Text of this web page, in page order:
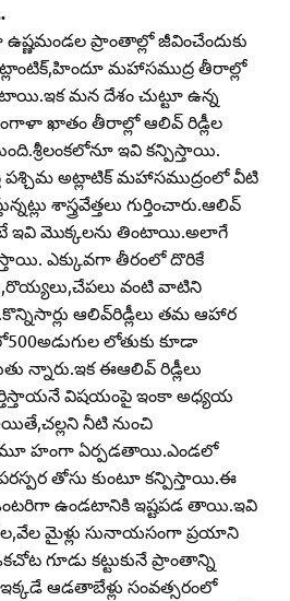
ప్రాంతాల్లో జీవించేందుకు
మహాసముద్ర తీరాల్లో
మన దేశం చుట్టూ ఉన్న
ఖాతం తీరాల్లో ఆలివ్‌ రిడ్లీల
ఇవి కన్పిస్తాయి.
అట్లాటిక్‌ మహాసముద్రంలో వీటి
శాస్త్రవేత్తలు గుర్తించారు.ఆలివ్‌
ఇవి మొక్కలను తింటాయి.అలాగే
ఎక్కువగా తీరంలో దొరికే
వంటి వాటిని
ఆలివ్‌రిడ్లీలు తమ ఆహార
లోతుకు కూడా
న్నారు.ఇక ఈఆలివ్‌ రిడ్లీలు
విషయంపై ఇంకా అధ్యయ
నీటి నుంచి
హంగా ఏర్పడతాయి.ఎండలో
తోసు కుంటూ కన్పిస్తాయి.ఈ
ఉండటానికి ఇష్టపడ తాయి.ఇవి
మైళ్లు సునాయసంగా ప్రయాని
గూడు కట్టుకునే ప్రాంతాన్ని
ఆడతాబేళ్లు సంవత్సరంలో